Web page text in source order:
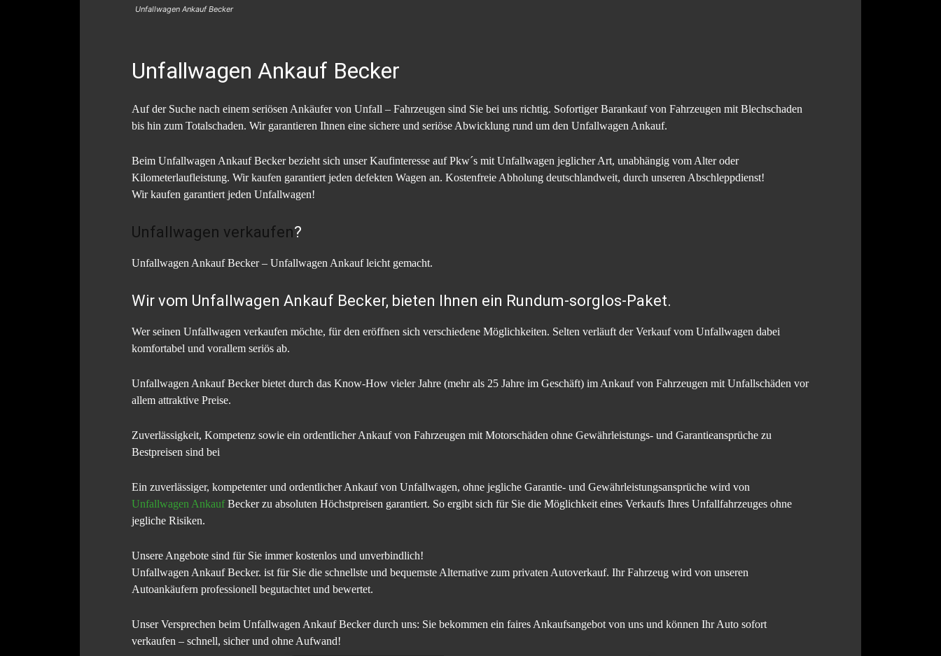
Unfallwagen Ankauf Becker
Unfallwagen Ankauf Becker
Auf der Suche nach einem seriösen Ankäufer von Unfall – Fahrzeugen sind Sie bei uns richtig. Sofortiger Barankauf von Fahrzeugen mit Blechschaden
bis hin zum Totalschaden. Wir garantieren Ihnen eine sichere und seriöse Abwicklung rund um den Unfallwagen Ankauf.
Beim Unfallwagen Ankauf Becker bezieht sich unser Kaufinteresse auf Pkw´s mit Unfallwagen jeglicher Art, unabhängig vom Alter oder
Kilometerlaufleistung. Wir kaufen garantiert jeden defekten Wagen an. Kostenfreie Abholung deutschlandweit, durch unseren Abschleppdienst!
Wir kaufen garantiert jeden Unfallwagen!
Unfallwagen verkaufen?
Unfallwagen Ankauf Becker – Unfallwagen Ankauf leicht gemacht.
Wir vom Unfallwagen Ankauf Becker, bieten Ihnen ein Rundum-sorglos-Paket.
Wer seinen Unfallwagen verkaufen möchte, für den eröffnen sich verschiedene Möglichkeiten. Selten verläuft der Verkauf vom Unfallwagen dabei
komfortabel und vorallem seriös ab.
Unfallwagen Ankauf Becker bietet durch das Know-How vieler Jahre (mehr als 25 Jahre im Geschäft) im Ankauf von Fahrzeugen mit Unfallschäden vor
allem attraktive Preise.
Zuverlässigkeit, Kompetenz sowie ein ordentlicher Ankauf von Fahrzeugen mit Motorschäden ohne Gewährleistungs- und Garantieansprüche zu
Bestpreisen sind bei
Ein zuverlässiger, kompetenter und ordentlicher Ankauf von Unfallwagen, ohne jegliche Garantie- und Gewährleistungsansprüche wird von
Unfallwagen AnkaufBecker zu absoluten Höchstpreisen garantiert. So ergibt sich für Sie die Möglichkeit eines Verkaufs Ihres Unfallfahrzeuges ohne
jegliche Risiken.
Unsere Angebote sind für Sie immer kostenlos und unverbindlich!
Unfallwagen Ankauf Becker. ist für Sie die schnellste und bequemste Alternative zum privaten Autoverkauf. Ihr Fahrzeug wird von unseren
Autoankäufern professionell begutachtet und bewertet.
Unser Versprechen beim Unfallwagen Ankauf Becker durch uns: Sie bekommen ein faires Ankaufsangebot von uns und können Ihr Auto sofort
verkaufen – schnell, sicher und ohne Aufwand!